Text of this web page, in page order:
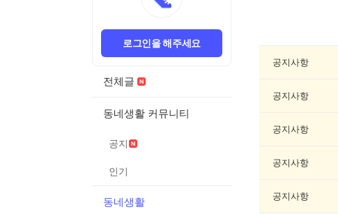
로그인을 해주세요
전체글
동네생활 커뮤니티
공지
인기
동네생활
동
공지사항
공지사항
공지사항
공지사항
공지사항